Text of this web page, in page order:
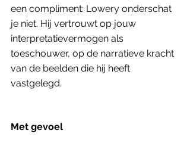
een compliment: Lowery onderschat
je niet. Hij vertrouwt op jouw
interpretatievermogen als
toeschouwer, op de narratieve kracht
van de beelden die hij heeft
vastgelegd.
Met gevoel